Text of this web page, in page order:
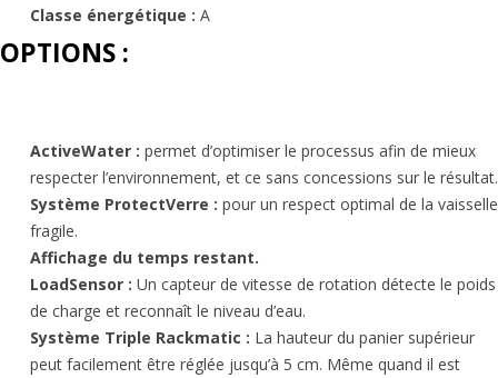
Classe énergétique : A
OPTIONS :
ActiveWater : permet d’optimiser le processus afin de mieux
respecter l’environnement, et ce sans concessions sur le résultat.
Système ProtectVerre : pour un respect optimal de la vaisselle
fragile.
Affichage du temps restant.
LoadSensor : Un capteur de vitesse de rotation détecte le poids
de charge et reconnaît le niveau d’eau.
Système Triple Rackmatic : La hauteur du panier supérieur
peut facilement être réglée jusqu’à 5 cm. Même quand il est